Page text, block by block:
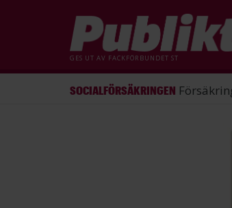
GES UT AV FACKFÖRBUNDET ST
ARBETSRÄTT ST förlorade mål